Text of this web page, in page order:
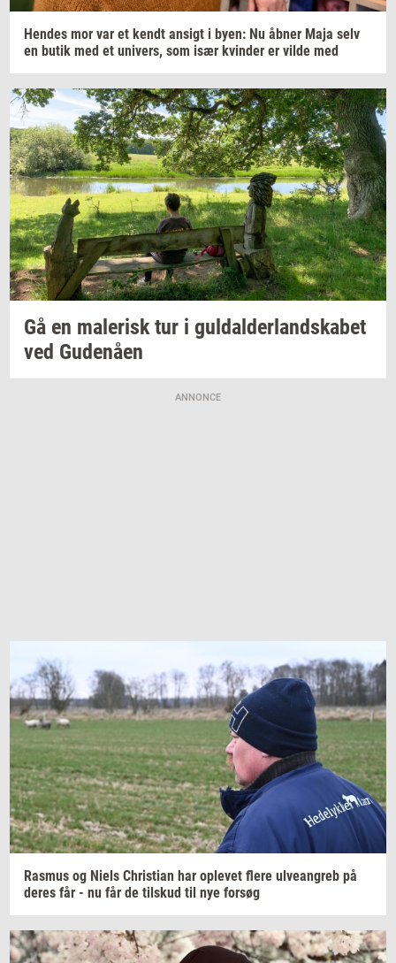
Hen­des mor var et kendt an­sigt i byen: Nu åbner Maja selv
en butik med et uni­vers, som især kvin­der er vilde med
Gå en ma­le­risktur i gul­dal­der­land­ska­bet
ved Gu­denå­en
ANNONCE
Ras­mus og Niels Chri­sti­an har op­le­vet flere ul­ve­an­greb på
deres får - nu får de til­skud til nye for­søg